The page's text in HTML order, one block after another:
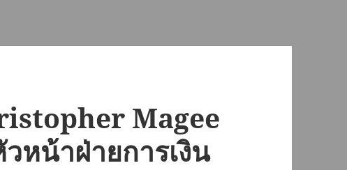
Magee
หน้าฝ่ายการเงิน